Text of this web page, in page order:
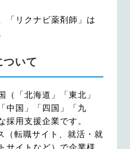
「リクナビ薬剤師」は
いて
（「北海道」「東北」
中国」「四国」「九
採用支援企業です。
（転職サイト、就活・就
サイトなど）で企業様